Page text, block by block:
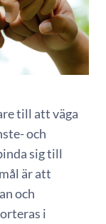
till att väga
och
sig till
är att
och
i